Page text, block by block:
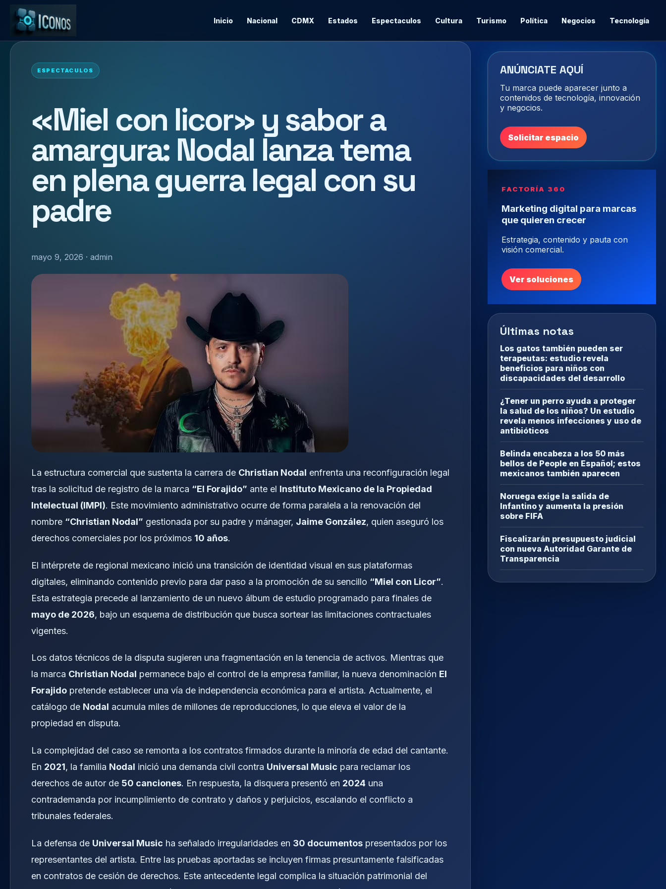
Inicio Nacional CDMX Estados Espectaculos Cultura Turismo Política Negocios Tecnología
ESPECTACULOS
«Miel con licor» y sabor a
amargura: Nodal lanza tema
en plena guerra legal con su
padre
mayo 9, 2026 · admin
La estructura comercial que sustenta la carrera de Christian Nodal enfrenta una reconfiguración legal
tras la solicitud de registro de la marca “El Forajido” ante el Instituto Mexicano de la Propiedad
Intelectual (IMPI). Este movimiento administrativo ocurre de forma paralela a la renovación del
nombre “Christian Nodal” gestionada por su padre y mánager, Jaime González, quien aseguró los
derechos comerciales por los próximos 10 años.
El intérprete de regional mexicano inició una transición de identidad visual en sus plataformas
digitales, eliminando contenido previo para dar paso a la promoción de su sencillo “Miel con Licor”.
Esta estrategia precede al lanzamiento de un nuevo álbum de estudio programado para finales de
mayo de 2026, bajo un esquema de distribución que busca sortear las limitaciones contractuales
vigentes.
Los datos técnicos de la disputa sugieren una fragmentación en la tenencia de activos. Mientras que
la marca Christian Nodal permanece bajo el control de la empresa familiar, la nueva denominación El
Forajido pretende establecer una vía de independencia económica para el artista. Actualmente, el
catálogo de Nodal acumula miles de millones de reproducciones, lo que eleva el valor de la
propiedad en disputa.
La complejidad del caso se remonta a los contratos firmados durante la minoría de edad del cantante.
En 2021, la familia Nodal inició una demanda civil contra Universal Music para reclamar los
derechos de autor de 50 canciones. En respuesta, la disquera presentó en 2024 una
contrademanda por incumplimiento de contrato y daños y perjuicios, escalando el conflicto a
tribunales federales.
La defensa de Universal Music ha señalado irregularidades en 30 documentos presentados por los
representantes del artista. Entre las pruebas aportadas se incluyen firmas presuntamente falsificadas
en contratos de cesión de derechos. Este antecedente legal complica la situación patrimonial del
ANÚNCIATE AQUÍ
Tu marca puede aparecer junto a
contenidos de tecnología, innovación
y negocios.
Solicitar espacio
FACTORÍA 360
Marketing digital para marcas
que quieren crecer
Estrategia, contenido y pauta con
visión comercial.
Ver soluciones
Últimas notas
Los gatos también pueden ser
terapeutas: estudio revela
beneficios para niños con
discapacidades del desarrollo
¿Tener un perro ayuda a proteger
la salud de los niños? Un estudio
revela menos infecciones y uso de
antibióticos
Belinda encabeza a los 50 más
bellos de People en Español; estos
mexicanos también aparecen
Noruega exige la salida de
Infantino y aumenta la presión
sobre FIFA
Fiscalizarán presupuesto judicial
con nueva Autoridad Garante de
Transparencia